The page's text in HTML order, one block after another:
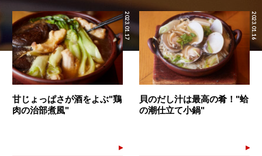
2023.01.17
甘じょっぱさが酒をよぶ"鶏
肉の治部煮風"
2023.01.16
貝のだし汁は最高の肴！"蛤
の潮仕立て小鍋"